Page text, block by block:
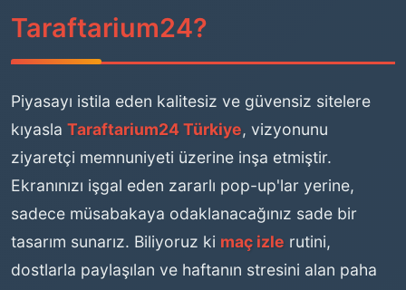
Taraftarium24?
Piyasayı istila eden kalitesiz ve güvensiz sitelere
kıyasla Taraftarium24 Türkiye, vizyonunu
ziyaretçi memnuniyeti üzerine inşa etmiştir.
Ekranınızı işgal eden zararlı pop-up'lar yerine,
sadece müsabakaya odaklanacağınız sade bir
tasarım sunarız. Biliyoruz ki maç izle rutini,
dostlarla paylaşılan ve haftanın stresini alan paha